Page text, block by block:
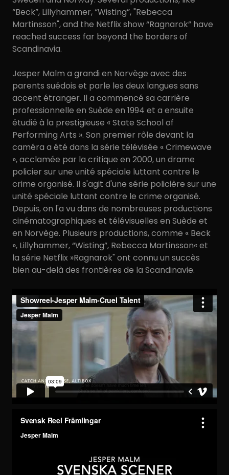
“Beck”, Lillyhammer, “Wisting”, "Rebecca
Martinsson", and the Netflix show “Ragnarok” have
reached success far beyond the borders of
Scandinavia.
Jesper Malm a grandi en Norvège avec des
parents suédois et parle les deux langues sans
accent étranger. Il a commencé sa carrière
professionnelle en Suède en 1994 et a ensuite
étudié à la prestigieuse « State School of
Performing Arts ». Son premier rôle devant la
caméra a été dans la série télévisée « Crimewave
», acclamée par la critique en 2000, un drame
policier sur une unité spéciale luttant contre le
crime organisé. Il s'agit d'une série policière sur une
unité spéciale luttant contre le crime organisé.
Depuis, on l'a vu dans de nombreuses productions
cinématographiques et télévisuelles en Suède et
en Norvège. Plusieurs productions, comme « Beck
», Lillyhammer, “Wisting”, Rebecca Martinsson« et
la série Netflix »Ragnarok" ont connu un succès
bien au-delà des frontières de la Scandinavie.